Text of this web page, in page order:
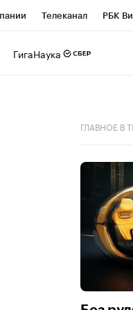
Телеканал РБК
ГигаНаука
ГЛАВНОЕ В